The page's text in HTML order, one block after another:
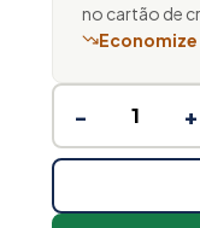
no cartão de
Economize
− +